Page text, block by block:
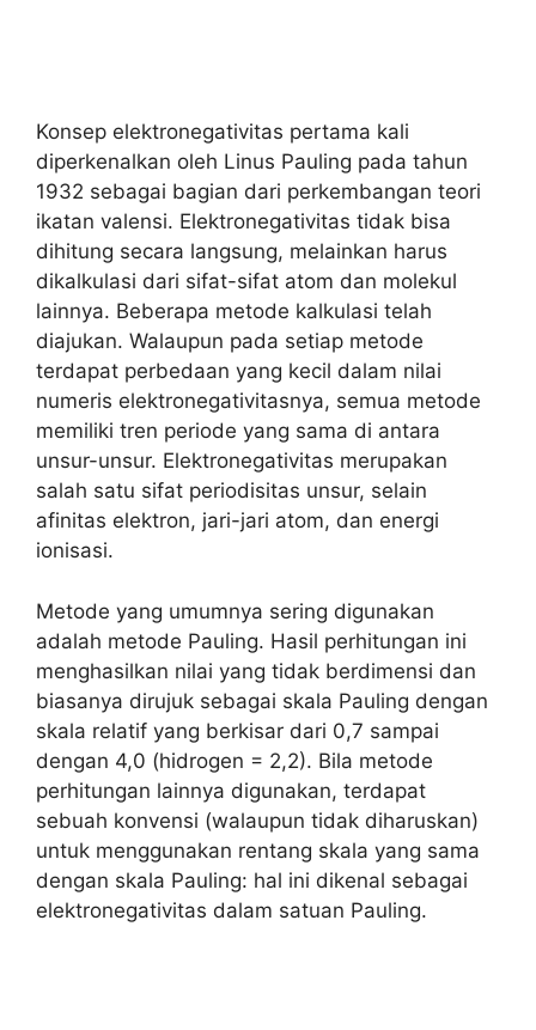
Konsep elektronegativitas pertama kali
diperkenalkan oleh Linus Pauling pada tahun
1932 sebagai bagian dari perkembangan teori
ikatan valensi. Elektronegativitas tidak bisa
dihitung secara langsung, melainkan harus
dikalkulasi dari sifat-sifat atom dan molekul
lainnya. Beberapa metode kalkulasi telah
diajukan. Walaupun pada setiap metode
terdapat perbedaan yang kecil dalam nilai
numeris elektronegativitasnya, semua metode
memiliki tren periode yang sama di antara
unsur-unsur. Elektronegativitas merupakan
salah satu sifat periodisitas unsur, selain
afinitas elektron, jari-jari atom, dan energi
ionisasi.
Metode yang umumnya sering digunakan
adalah metode Pauling. Hasil perhitungan ini
menghasilkan nilai yang tidak berdimensi dan
biasanya dirujuk sebagai skala Pauling dengan
skala relatif yang berkisar dari 0,7 sampai
dengan 4,0 (hidrogen = 2,2). Bila metode
perhitungan lainnya digunakan, terdapat
sebuah konvensi (walaupun tidak diharuskan)
untuk menggunakan rentang skala yang sama
dengan skala Pauling: hal ini dikenal sebagai
elektronegativitas dalam satuan Pauling.